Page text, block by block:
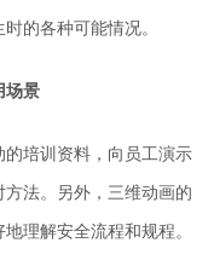
的各种可能情况。
场景
培训 资料 ，向员工演示
法。 另外，三维动画的
理解安全流程和规程。